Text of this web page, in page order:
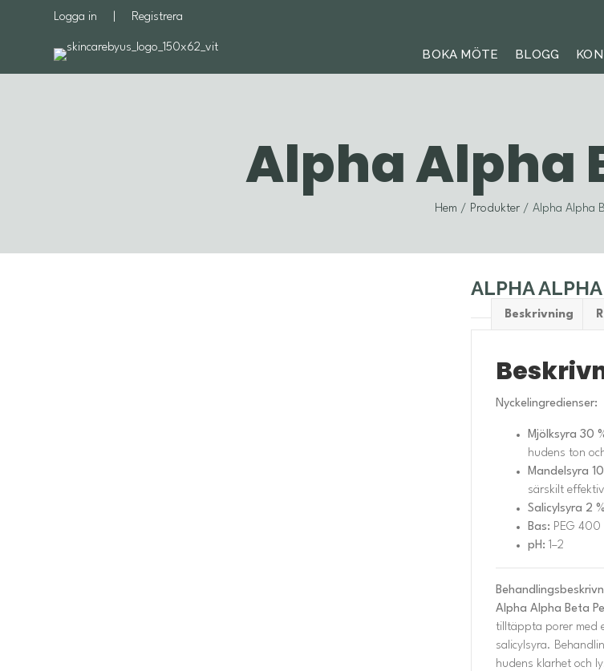
Logga in Registrera
BOKA MÖTE BLOGG
Alpha Alpha
Hem / Produkter/ Alpha Alpha
ALPHA
Beskrivning
Nyckelingredienser:
Mjölksyra 30
hudens ton
Mandelsyra
särskilt
Salicylsyra 2 %
Bas: PEG 400
pH: 1–2
Alpha Alpha Beta
tilltäppta porer med
salicylsyra.
hudens klarhet och